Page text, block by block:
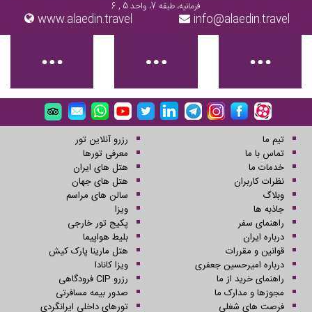
فرمانیه، طبقه 7، واحد 5 , 6
info@alaedin.travel
www.alaedin.travel
تیم ما
تماس با ما
خدمات ما
نظرات کاربران
وبلاگ
جاذبه ها
راهنمای سفر
درباره ایران
قوانین و مقررات
درباره امیرحسین جعفری
راهنمای خرید از ما
مجوزها و مدارک ما
فرصت های شغلی
رزرو آنلاین تور
معرفی تورها
هتل های ایران
هتل های جهان
سالن های مراسم
ویزا
پکیج تور خارجی
بلیط هواپیما
هتل مارینا پارک کیش
ویزا کانادا
رزرو CIP فرودگاهی
صدور بیمه مسافرتی
تورهای داخلی ایرانگردی